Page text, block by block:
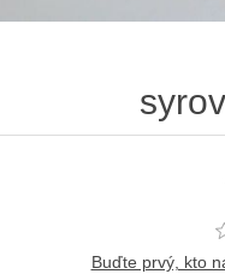
Buďte prvý, kto